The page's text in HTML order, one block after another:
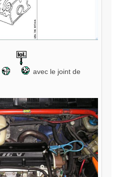
avec le joint de